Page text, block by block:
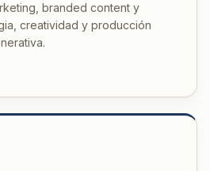
branded content y
creatividad y producción